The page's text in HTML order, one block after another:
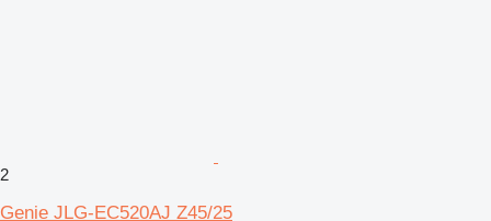
2
Genie JLG-EC520AJ Z45/25